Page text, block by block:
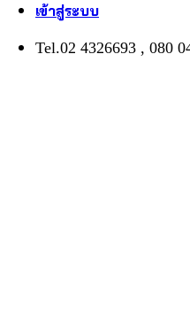
เข้าสู่ระบบ
Tel.02 4326693 , 080